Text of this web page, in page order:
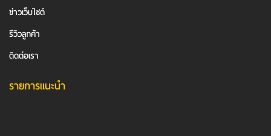
ข่าวเว็บไซต์
รีวิวลูกค้า
ติดต่อเรา
รายการแนะนำ